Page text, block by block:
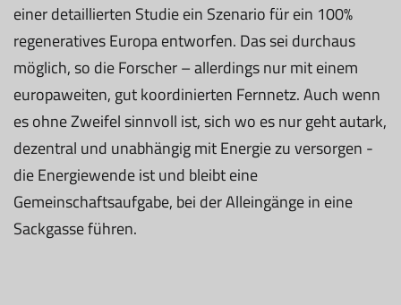
einer detaillierten Studie ein Szenario für ein 100%
regeneratives Europa entworfen. Das sei durchaus
möglich, so die Forscher – allerdings nur mit einem
europaweiten, gut koordinierten Fernnetz. Auch wenn
es ohne Zweifel sinnvoll ist, sich wo es nur geht autark,
dezentral und unabhängig mit Energie zu versorgen -
die Energiewende ist und bleibt eine
Gemeinschaftsaufgabe, bei der Alleingänge in eine
Sackgasse führen.